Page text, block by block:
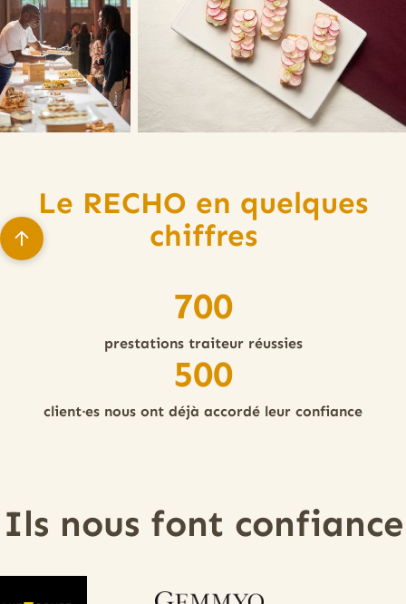
Le RECHO en quelques
chiffres
700
prestations traiteur réussies
500
client·es nous ont déjà accordé leur confiance
Ils nous font confiance